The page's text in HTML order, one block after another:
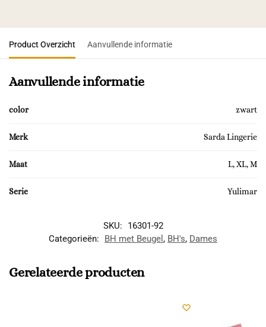
Product Overzicht Aanvullende informatie
Aanvullende informatie
color zwart
Merk Sarda Lingerie
Maat L, XL, M
Serie Yulimar
SKU:
16301-92
Categorieën:
BH met Beugel , BH's, Dames
Gerelateerde producten